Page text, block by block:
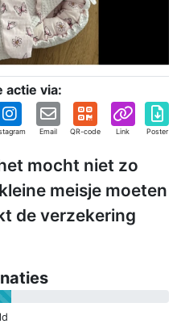
actie via:
Email QR-code Link Poster
mocht niet zo
meisje moeten
de verzekering